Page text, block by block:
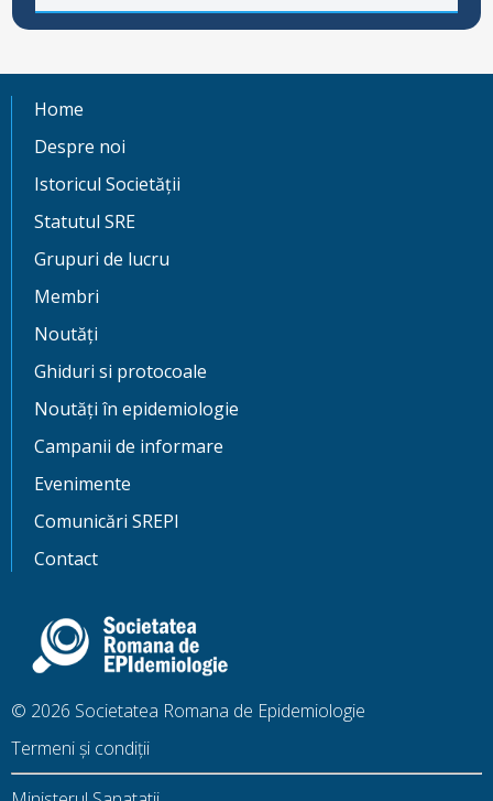
Home
Despre noi
Istoricul Societății
Statutul SRE
Grupuri de lucru
Membri
Noutăți
Ghiduri si protocoale
Noutăți în epidemiologie
Campanii de informare
Evenimente
Comunicări SREPI
Contact
© 2026 Societatea Romana de Epidemiologie
Termeni și condiții